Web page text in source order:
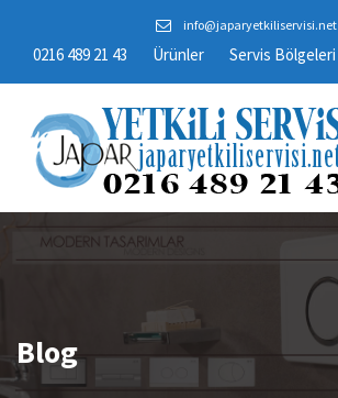
content
info@japaryetkiliservisi.net
0216 489 21 43 Ürünler Servis Bölgeleri
Blog